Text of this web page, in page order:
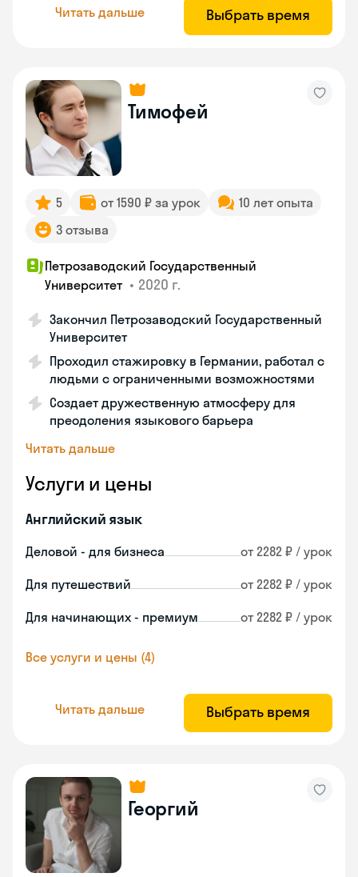
Читать дальше Выбрать время
Тимофей
5 от 1590 ₽ за урок
10 лет опыта
3 отзыва
Петрозаводский Государственный
Университет • 2020 г.
Закончил Петрозаводский Государственный
Университет
Проходил стажировку в Германии, работал с
людьми с ограниченными возможностями
Создает дружественную атмосферу для
преодоления языкового барьера
Читать дальше
Услуги и цены
Английский язык
Деловой - для бизнеса от 2282 ₽ / урок
Для путешествий от 2282 ₽ / урок
Для начинающих - премиум от 2282 ₽ / урок
Все услуги и цены (4)
Читать дальше Выбрать время
Георгий